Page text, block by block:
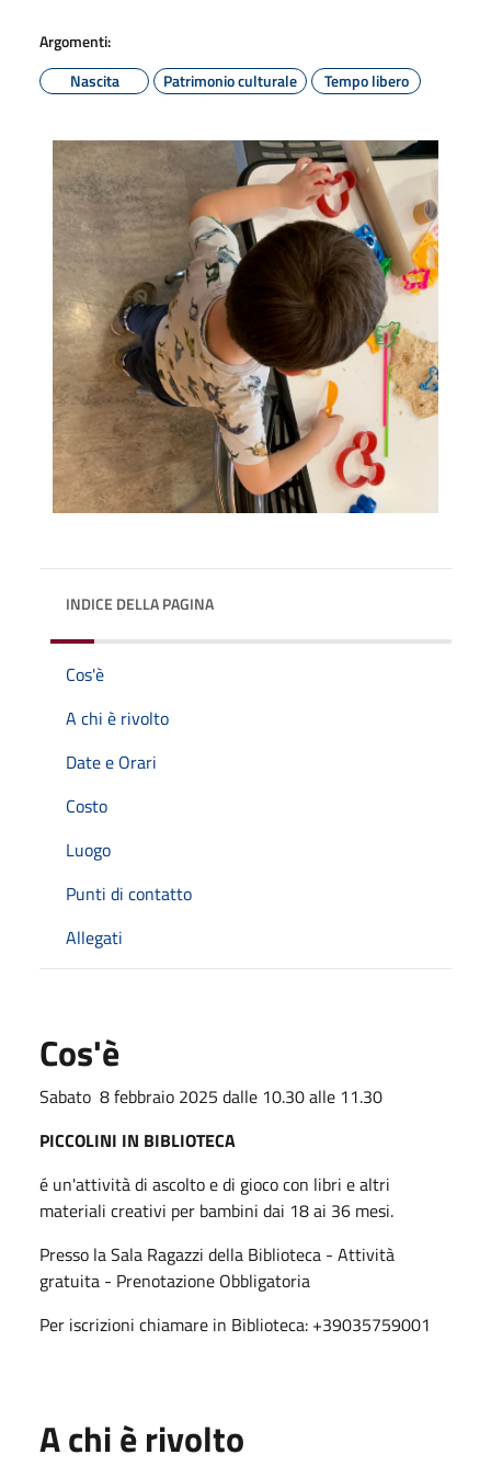
Argomenti:
Nascita
Patrimonio culturale Tempo libero
INDICE DELLA PAGINA
Cos'è
A chi è rivolto
Date e Orari
Costo
Luogo
Punti di contatto
Allegati
Cos'è
Sabato 8 febbraio 2025 dalle 10.30 alle 11.30
PICCOLINI IN BIBLIOTECA
é un'attività di ascolto e di gioco con libri e altri
materiali creativi per bambini dai 18 ai 36 mesi.
Presso la Sala Ragazzi della Biblioteca - Attività
gratuita - Prenotazione Obbligatoria
Per iscrizioni chiamare in Biblioteca: +39035759001
A chi è rivolto